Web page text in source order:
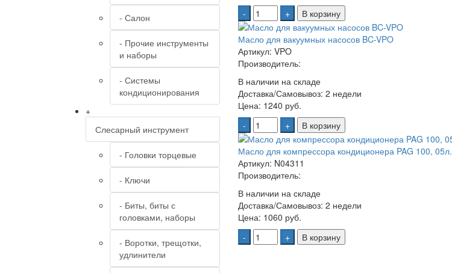
- Салон
- Прочие инструменты
и наборы
- Системы
кондиционирования
+
Слесарный инструмент
- Головки торцевые
- Ключи
- Биты, биты с
головками, наборы
- Воротки, трещотки,
удлинители
-
+ В корзину
Масло для вакуумных насосов BC-VPO
Артикул: VPO
Производитель:
В наличии на складе
Доставка/Самовывоз: 2 недели
Цена: 1240 руб.
-
+ В корзину
Масло для компрессора кондиционера PAG 100, 05л.
Артикул: N04311
Производитель:
В наличии на складе
Доставка/Самовывоз: 2 недели
Цена: 1060 руб.
-
+ В корзину